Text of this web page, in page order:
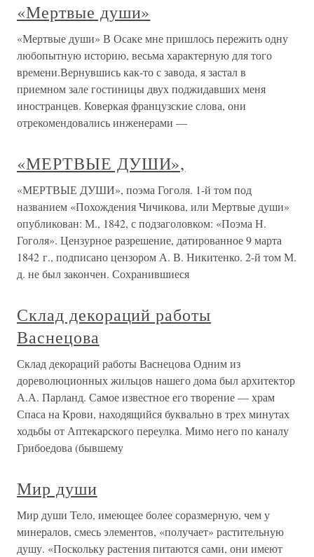
«Мертвые души»
«Мертвые души» В Осаке мне пришлось пережить одну
любопытную историю, весьма характерную для того
времени.Вернувшись как-то с завода, я застал в
приемном зале гостиницы двух поджидавших меня
иностранцев. Коверкая французские слова, они
отрекомендовались инженерами —
«МЕРТВЫЕ ДУШИ»,
«МЕРТВЫЕ ДУШИ», поэма Гоголя. 1-й том под
названием «Похождения Чичикова, или Мертвые души»
опубликован: М., 1842, с подзаголовком: «Поэма Н.
Гоголя». Цензурное разрешение, датированное 9 марта
1842 г., подписано цензором А. В. Никитенко. 2-й том М.
д. не был закончен. Сохранившиеся
Склад декораций работы
Васнецова
Склад декораций работы Васнецова Одним из
дореволюционных жильцов нашего дома был архитектор
А.А. Парланд. Самое известное его творение — храм
Спаса на Крови, находящийся буквально в трех минутах
ходьбы от Аптекарского переулка. Мимо него по каналу
Грибоедова (бывшему
Мир души
Мир души Тело, имеющее более соразмерную, чем у
минералов, смесь элементов, «получает» растительную
душу. «Поскольку растения питаются сами, они имеют